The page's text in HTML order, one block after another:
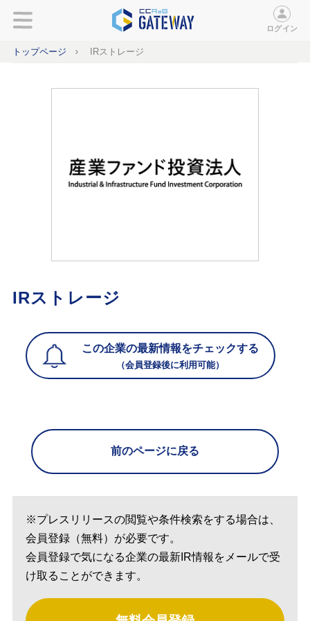
ログイン
トップページ IRストレージ
IRストレージ
この企業の最新情報をチェックする
（会員登録後に利用可能）
前のページに戻る
※プレスリリースの閲覧や条件検索をする場合は、
会員登録（無料）が必要です。
会員登録で気になる企業の最新IR情報をメールで受
け取ることができます。